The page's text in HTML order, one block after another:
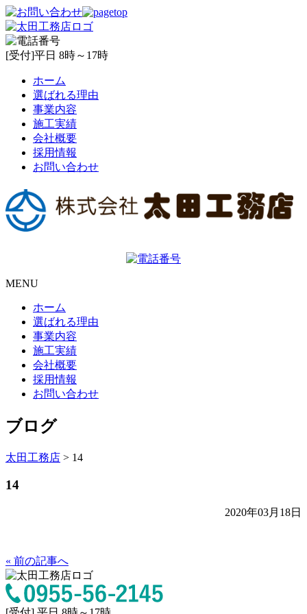
[受付]平日 8時～17時
ホーム
選ばれる理由
事業内容
施工実績
会社概要
採用情報
お問い合わせ
MENU
ホーム
選ばれる理由
事業内容
施工実績
会社概要
採用情報
お問い合わせ
ブログ
太田工務店 > 14
14
2020年03月18日
« 前の記事へ